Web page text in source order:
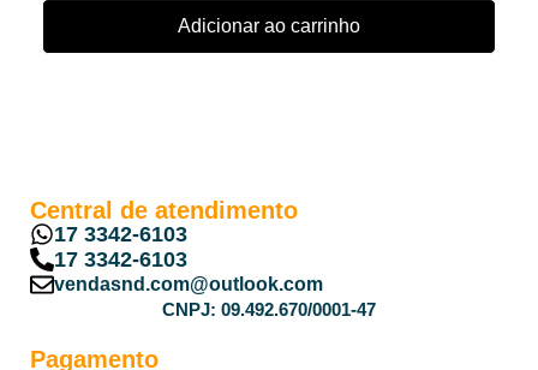
Adicionar ao carrinho
Central de atendimento
17 3342-6103
17 3342-6103
vendasnd.com@outlook.com
CNPJ: 09.492.670/0001-47
Pagamento